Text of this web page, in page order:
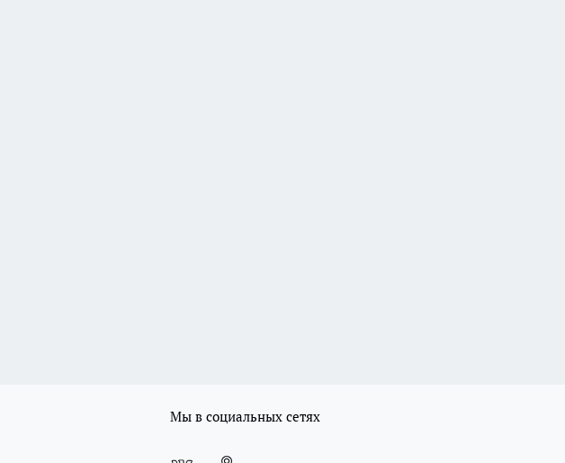
Мы в социальных сетях